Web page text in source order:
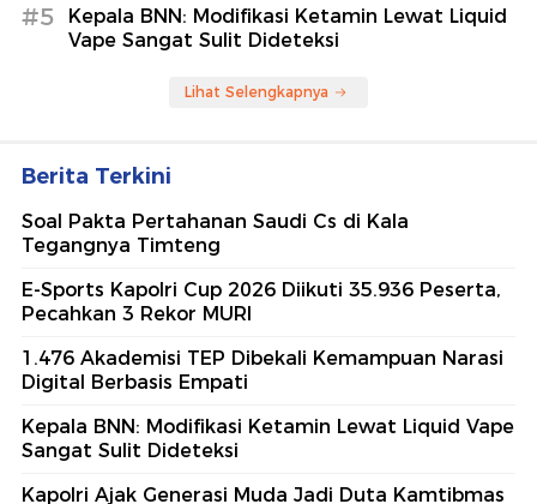
#5
Kepala BNN: Modifikasi Ketamin Lewat Liquid
Vape Sangat Sulit Dideteksi
Lihat Selengkapnya
Berita Terkini
Soal Pakta Pertahanan Saudi Cs di Kala
Tegangnya Timteng
E-Sports Kapolri Cup 2026 Diikuti 35.936 Peserta,
Pecahkan 3 Rekor MURI
1.476 Akademisi TEP Dibekali Kemampuan Narasi
Digital Berbasis Empati
Kepala BNN: Modifikasi Ketamin Lewat Liquid Vape
Sangat Sulit Dideteksi
Kapolri Ajak Generasi Muda Jadi Duta Kamtibmas